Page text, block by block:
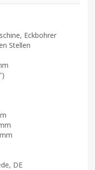
Eckbohrer
Stellen
DE